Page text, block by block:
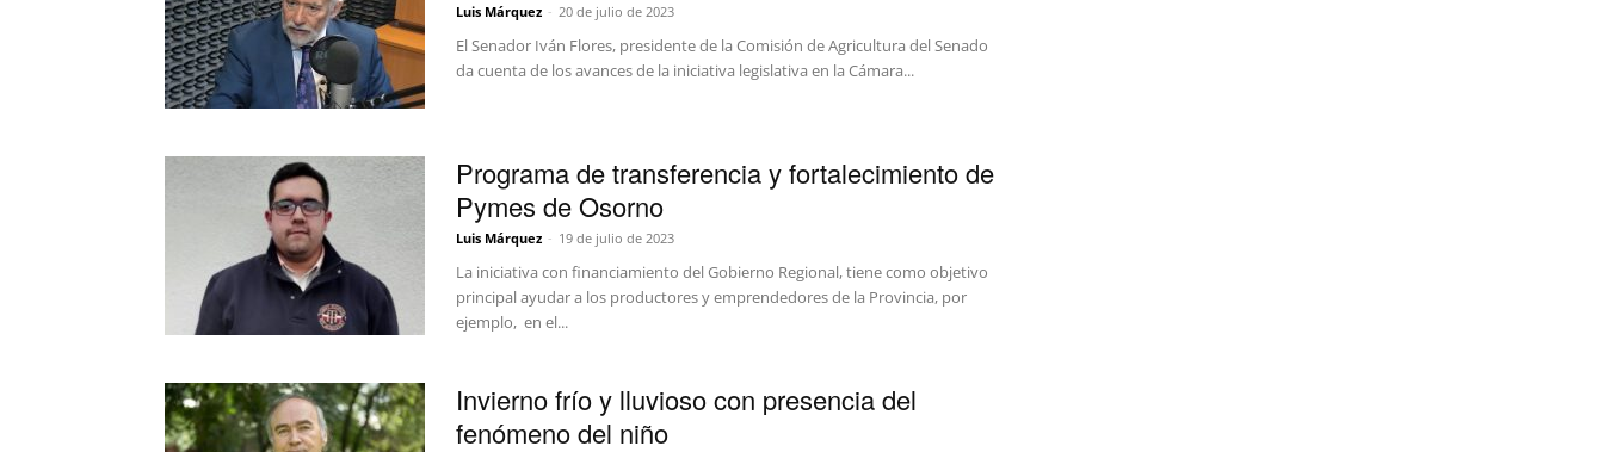
Luis Márquez - 20 de julio de 2023
El Senador Iván Flores, presidente de la Comisión de Agricultura del Senado
da cuenta de los avances de la iniciativa legislativa en la Cámara...
Programa de transferencia y fortalecimiento de
Pymes de Osorno
Luis Márquez - 19 de julio de 2023
La iniciativa con financiamiento del Gobierno Regional, tiene como objetivo
principal ayudar a los productores y emprendedores de la Provincia, por
ejemplo, en el...
Invierno frío y lluvioso con presencia del
fenómeno del niño